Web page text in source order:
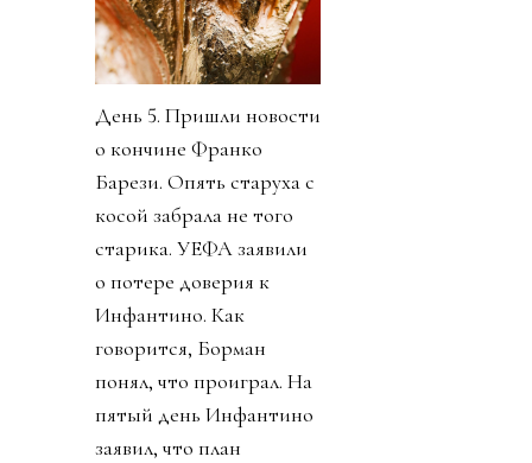
День 5. Пришли новости
о кончине Франко
Барези. Опять старуха с
косой забрала не того
старика. УЕФА заявили
о потере доверия к
Инфантино. Как
говорится, Борман
понял, что проиграл. На
пятый день Инфантино
заявил, что план